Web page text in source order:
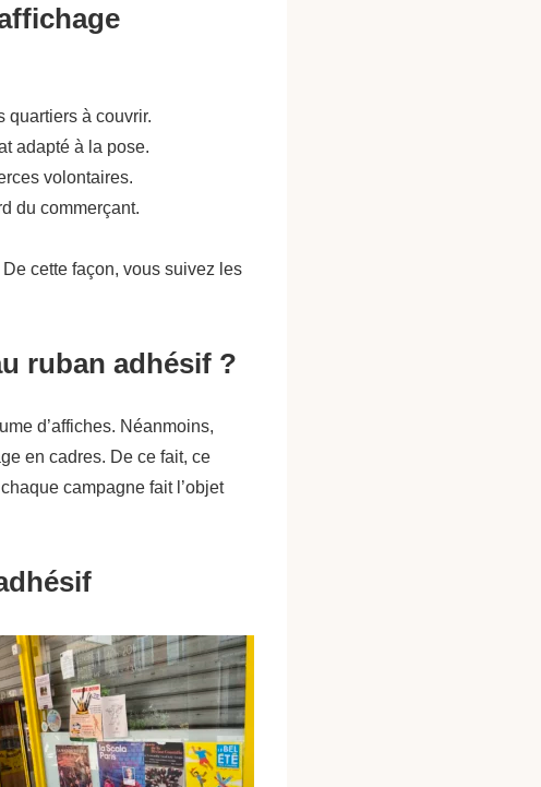
quartiers à couvrir.
adapté à la pose.
volontaires.
du commerçant.
cette façon, vous suivez les
ruban adhésif ?
d’affiches. Néanmoins,
en cadres. De ce fait, ce
campagne fait l’objet